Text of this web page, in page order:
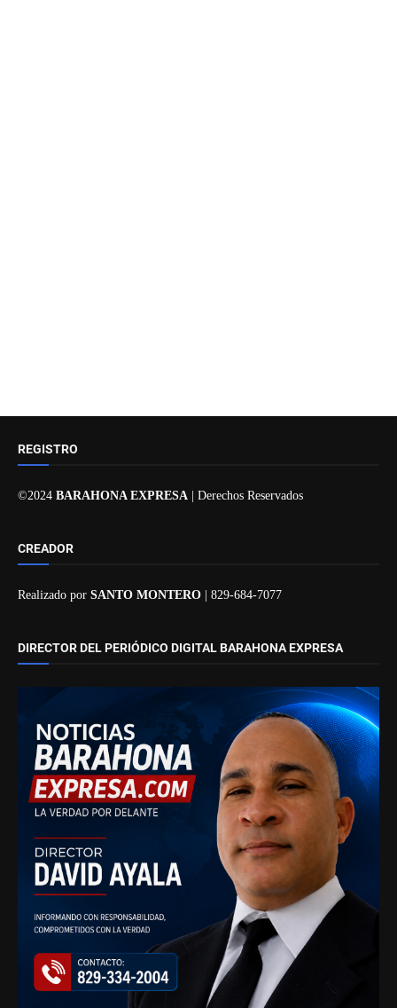
REGISTRO
©2024 BARAHONA EXPRESA | Derechos Reservados
CREADOR
Realizado por SANTO MONTERO | 829-684-7077
DIRECTOR DEL PERIÓDICO DIGITAL BARAHONA EXPRESA